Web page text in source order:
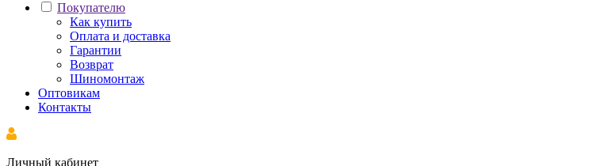
Покупателю
Как купить
Оплата и доставка
Гарантии
Возврат
Шиномонтаж
Оптовикам
Контакты
Личный кабинет